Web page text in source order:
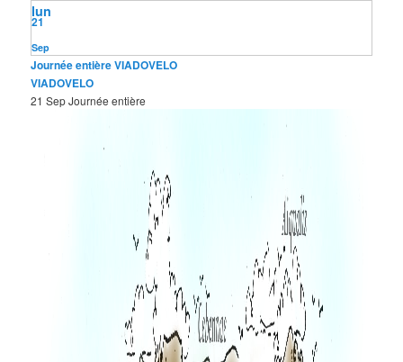
Sep
21
lun
Journée entièreVIADOVELO
VIADOVELO
21 SepJournée entière